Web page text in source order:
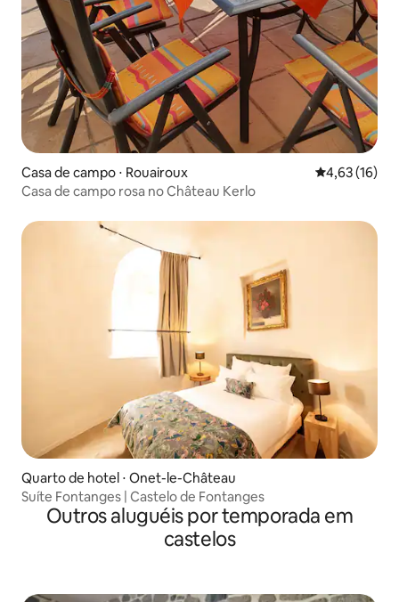
Casa de campo ⋅ Rouairoux 4,63 de uma
4,63 (16)
Casa de campo rosa no Château Kerlo
Quarto de hotel ⋅ Onet-le-Château
Suíte Fontanges | Castelo de Fontanges
Outros aluguéis por temporada em
castelos